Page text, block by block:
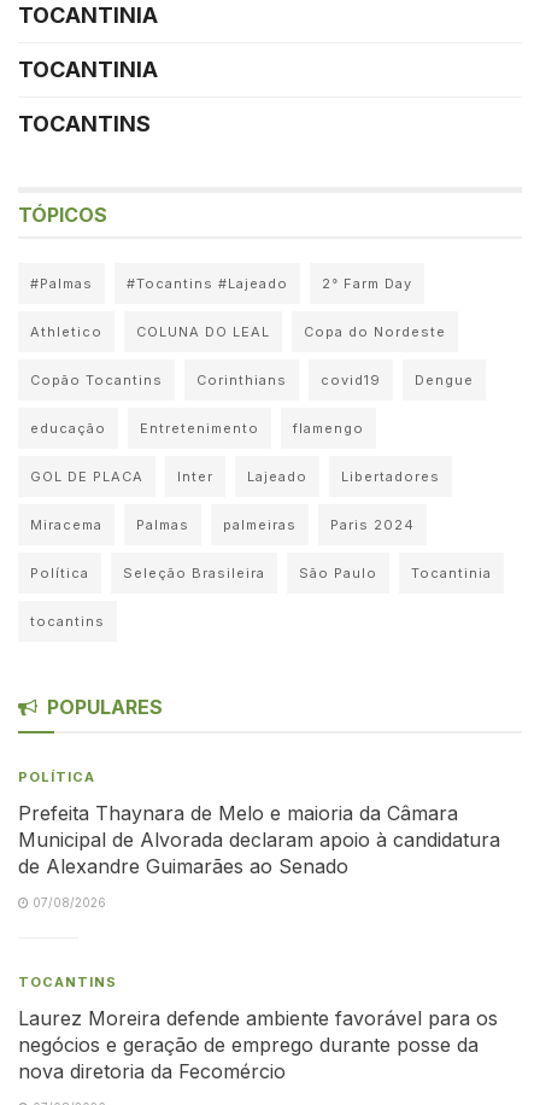
TOCANTINIA
TOCANTINIA
TOCANTINS
TÓPICOS
#Palmas #Tocantins #Lajeado 2° Farm Day
Athletico COLUNA DO LEAL Copa do Nordeste
Copão Tocantins Corinthians covid19 Dengue
educação Entretenimento flamengo
GOL DE PLACA Inter Lajeado Libertadores
Miracema Palmas palmeiras Paris 2024
Política Seleção Brasileira São Paulo Tocantinia
tocantins
POPULARES
POLÍTICA
Prefeita Thaynara de Melo e maioria da Câmara
Municipal de Alvorada declaram apoio à candidatura
de Alexandre Guimarães ao Senado
07/08/2026
TOCANTINS
Laurez Moreira defende ambiente favorável para os
negócios e geração de emprego durante posse da
nova diretoria da Fecomércio